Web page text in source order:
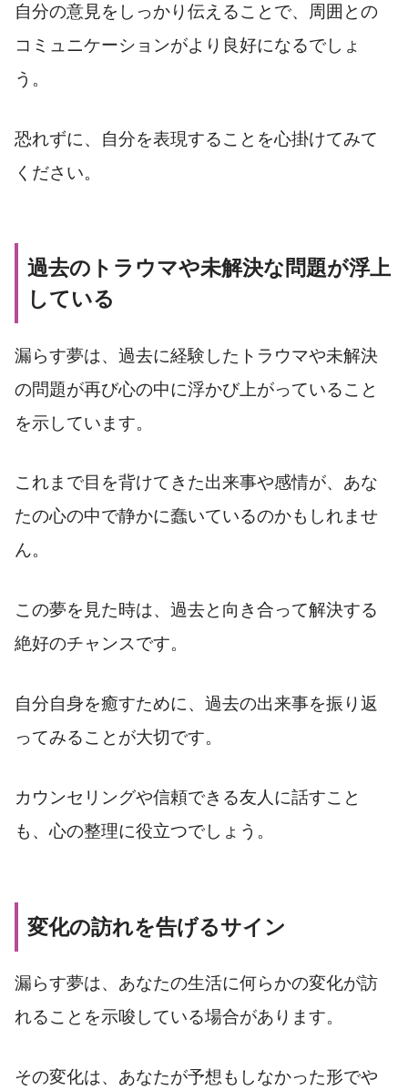
自分の意見をしっかり伝えることで、周囲との
コミュニケーションがより良好になるでしょ
う。
恐れずに、自分を表現することを心掛けてみて
ください。
過去のトラウマや未解決な問題が浮上
している
漏らす夢は、過去に経験したトラウマや未解決
の問題が再び心の中に浮かび上がっていること
を示しています。
これまで目を背けてきた出来事や感情が、あな
たの心の中で静かに蠢いているのかもしれませ
ん。
この夢を見た時は、過去と向き合って解決する
絶好のチャンスです。
自分自身を癒すために、過去の出来事を振り返
ってみることが大切です。
カウンセリングや信頼できる友人に話すこと
も、心の整理に役立つでしょう。
変化の訪れを告げるサイン
漏らす夢は、あなたの生活に何らかの変化が訪
れることを示唆している場合があります。
その変化は、あなたが予想もしなかった形でや